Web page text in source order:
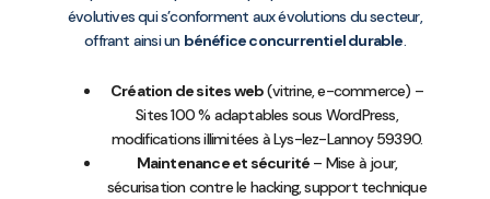
évolutives qui s’conforment aux évolutions du secteur,
offrant ainsi un bénéfice concurrentiel durable.
Création de sites web(vitrine, e-commerce) –
Sites 100 % adaptables sous WordPress,
modifications illimitées à Lys-lez-Lannoy 59390.
Maintenance et sécurité – Mise à jour,
sécurisation contre le hacking, support technique